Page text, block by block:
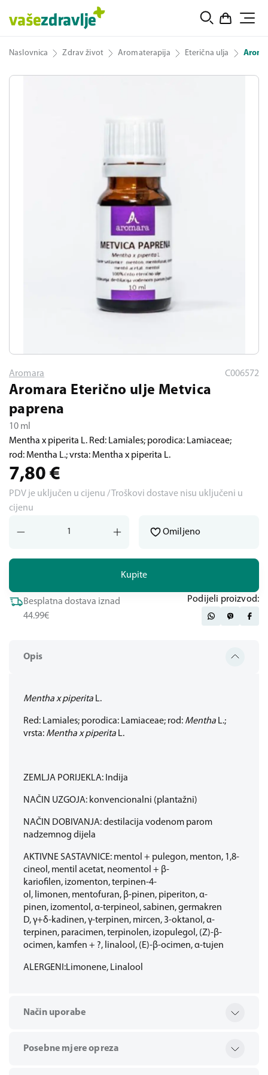
Naslovnica Zdrav život Aromaterapija Eterična ulja
Opis
Mentha x piperita L.
Red: Lamiales; porodica: Lamiaceae; rod: Mentha L.;
vrsta: Mentha x piperita L.
ZEMLJA PORIJEKLA: Indija
NAČIN UZGOJA: konvencionalni (plantažni)
NAČIN DOBIVANJA: destilacija vodenom parom
nadzemnog dijela
AKTIVNE SASTAVNICE: mentol + pulegon, menton, 1,8-
cineol, mentil acetat, neomentol + β-
kariofilen, izomenton, terpinen-4-
ol, limonen, mentofuran, β-pinen, piperiton, α-
pinen, izomentol, α-terpineol, sabinen, germakren
D, γ+δ-kadinen, γ-terpinen, mircen, 3-oktanol, α-
terpinen, paracimen, terpinolen, izopulegol, (Z)-β-
ocimen, kamfen + ?, linalool, (E)-β-ocimen, α-tujen
ALERGENI:Limonene, Linalool
Način uporabe
Posebne mjere opreza
Aromara C006572
Aromara Eterično ulje Metvica
paprena
10 ml
Mentha x piperita L. Red: Lamiales; porodica: Lamiaceae;
rod: Mentha L.; vrsta: Mentha x piperita L.
7,80 €
PDV je uključen u cijenu / Troškovi dostave nisu uključeni u
cijenu
Kupite
Omiljeno
Besplatna dostava iznad
44.99€
Podijeli proizvod: